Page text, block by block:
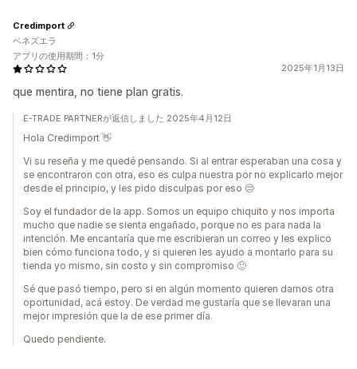
2025年1月13日
que mentira, no tiene plan gratis.
Credimport
ベネズエラ
アプリの使用期間：1分
E-TRADE PARTNERが返信しました 2025年4月12日
Hola Credimport 👋
Vi su reseña y me quedé pensando. Si al entrar esperaban una cosa y
se encontraron con otra, eso es culpa nuestra por no explicarlo mejor
desde el principio, y les pido disculpas por eso 😔
Soy el fundador de la app. Somos un equipo chiquito y nos importa
mucho que nadie se sienta engañado, porque no es para nada la
intención. Me encantaría que me escribieran un correo y les explico
bien cómo funciona todo, y si quieren les ayudo a montarlo para su
tienda yo mismo, sin costo y sin compromiso 🙂
Sé que pasó tiempo, pero si en algún momento quieren darnos otra
oportunidad, acá estoy. De verdad me gustaría que se llevaran una
mejor impresión que la de ese primer día.
Quedo pendiente.